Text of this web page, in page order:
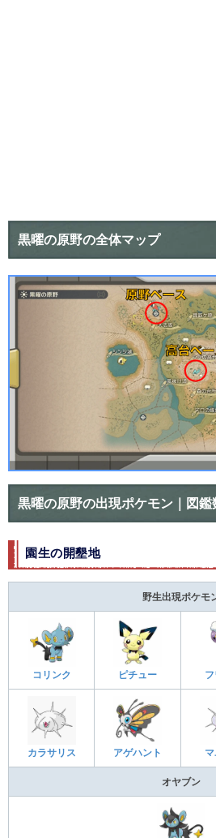
黒曜の原野の全体マップ
黒曜の原野の出現ポケモン｜図鑑
園生の開墾地
野生出現ポケモ
コリンク ピチュー
カラサリス アゲハント
オヤブン